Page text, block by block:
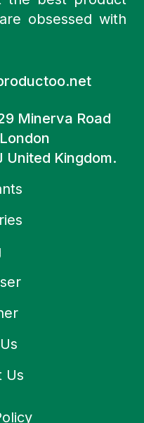
obsessed with
Minerva Road
London
United Kingdom.
Us